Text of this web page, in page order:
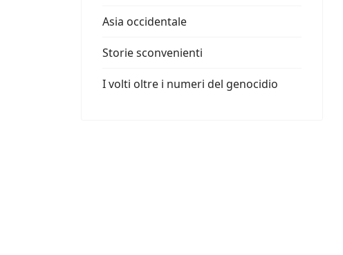
Asia occidentale
Storie sconvenienti
I volti oltre i numeri del genocidio